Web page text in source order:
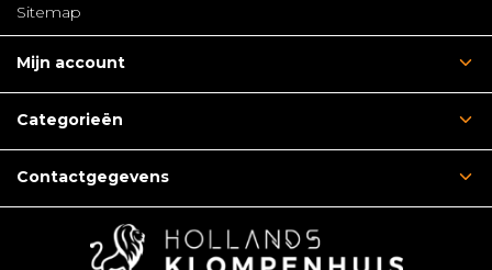
Sitemap
Mijn account
Categorieën
Contactgegevens